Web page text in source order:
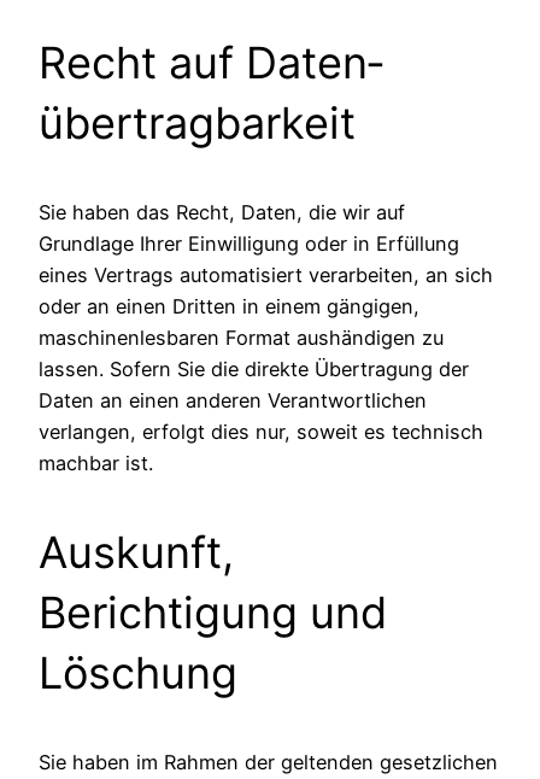
Recht auf Daten­
übertrag­barkeit
Sie haben das Recht, Daten, die wir auf
Grundlage Ihrer Einwilligung oder in Erfüllung
eines Vertrags automatisiert verarbeiten, an sich
oder an einen Dritten in einem gängigen,
maschinenlesbaren Format aushändigen zu
lassen. Sofern Sie die direkte Übertragung der
Daten an einen anderen Verantwortlichen
verlangen, erfolgt dies nur, soweit es technisch
machbar ist.
Auskunft,
Berichtigung und
Löschung
Sie haben im Rahmen der geltenden gesetzlichen